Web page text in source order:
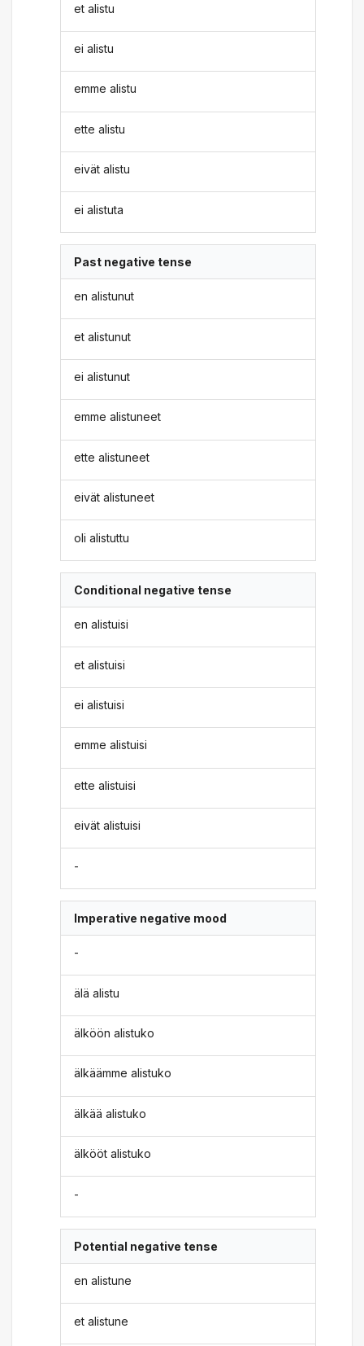
et alistu
ei alistu
emme alistu
ette alistu
eivät alistu
ei alistuta
Past negative tense
en alistunut
et alistunut
ei alistunut
emme alistuneet
ette alistuneet
eivät alistuneet
oli alistuttu
Conditional negative tense
en alistuisi
et alistuisi
ei alistuisi
emme alistuisi
ette alistuisi
eivät alistuisi
-
Imperative negative mood
-
älä alistu
älköön alistuko
älkäämme alistuko
älkää alistuko
älkööt alistuko
-
Potential negative tense
en alistune
et alistune